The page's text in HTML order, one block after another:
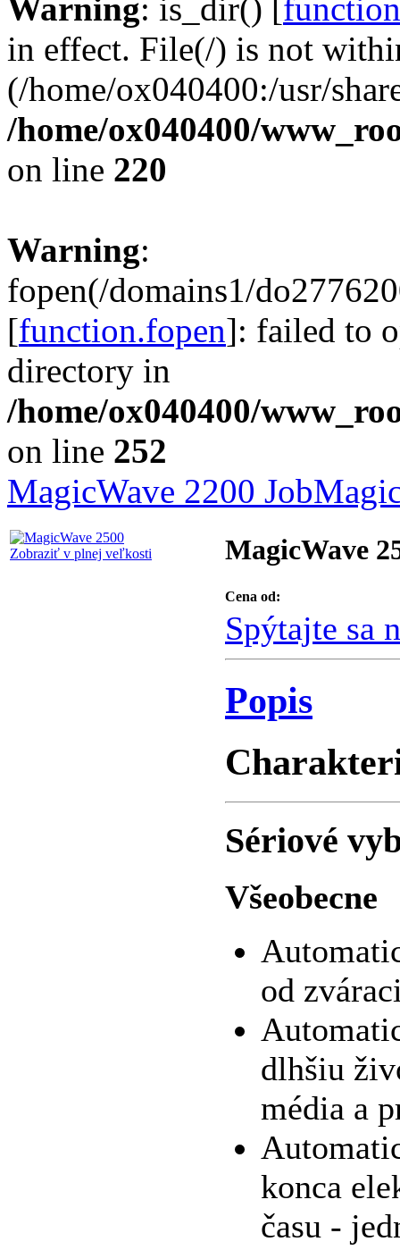
Warning: is_dir() [
in effect. File(/) is not
(/home/ox040400:/usr/
/home/ox040400/
on line 220
Warning:
fopen(/domains1/
[function.fopen]: failed to
directory in
/home/ox040400/
on line 252
MagicWave 2200 Job
Zobraziť v plnej veľkosti MagicWave
Cena od:
Spýtajte sa
Popis
Sériové
Všeobecne
od
dlhšiu
média a
konca
času -